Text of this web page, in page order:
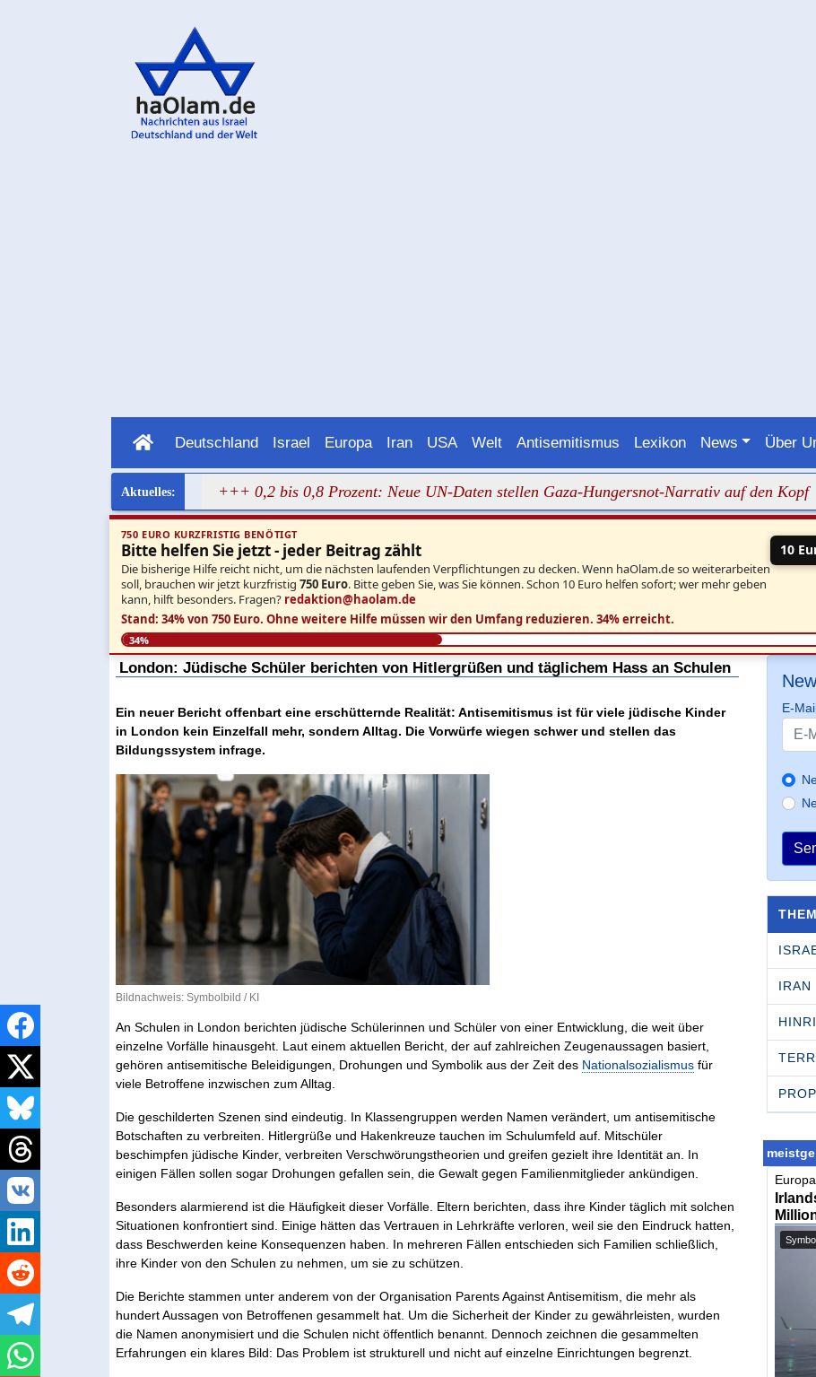
Deutschland Israel Europa Iran USA Welt Antisemitismus Lexikon News Über
von Dalal Mughrabi +++ 0,2 bis 0,8 Prozent: Neue UN-Daten stellen Gaza-Hungersnot-Narrativ auf den Kopf +++
750 EURO KURZFRISTIG BENÖTIGT
Bitte helfen Sie jetzt - jeder Beitrag zählt
Die bisherige Hilfe reicht nicht, um die nächsten laufenden Verpflichtungen zu decken. Wenn haOlam.de so weiterarbeiten
soll, brauchen wir jetzt kurzfristig 750 Euro. Bitte geben Sie, was Sie können. Schon 10 Euro helfen sofort; wer mehr geben
kann, hilft besonders. Fragen? redaktion@haolam.de
10
Stand: 34% von 750 Euro. Ohne weitere Hilfe müssen wir den Umfang reduzieren. 34% erreicht.
34%
London: Jüdische Schüler berichten von Hitlergrüßen und täglichem Hass an Schulen
Ein neuer Bericht offenbart eine erschütternde Realität: Antisemitismus ist für viele jüdische Kinder
in London kein Einzelfall mehr, sondern Alltag. Die Vorwürfe wiegen schwer und stellen das
Bildungssystem infrage.
Bildnachweis: Symbolbild / KI
An Schulen in London berichten jüdische Schülerinnen und Schüler von einer Entwicklung, die weit über
einzelne Vorfälle hinausgeht. Laut einem aktuellen Bericht, der auf zahlreichen Zeugenaussagen basiert,
gehören antisemitische Beleidigungen, Drohungen und Symbolik aus der Zeit des Nationalsozialismus für
viele Betroffene inzwischen zum Alltag.
Die geschilderten Szenen sind eindeutig. In Klassengruppen werden Namen verändert, um antisemitische
Botschaften zu verbreiten. Hitlergrüße und Hakenkreuze tauchen im Schulumfeld auf. Mitschüler
beschimpfen jüdische Kinder, verbreiten Verschwörungstheorien und greifen gezielt ihre Identität an. In
einigen Fällen sollen sogar Drohungen gefallen sein, die Gewalt gegen Familienmitglieder ankündigen.
Besonders alarmierend ist die Häufigkeit dieser Vorfälle. Eltern berichten, dass ihre Kinder täglich mit solchen
Situationen konfrontiert sind. Einige hätten das Vertrauen in Lehrkräfte verloren, weil sie den Eindruck hatten,
dass Beschwerden keine Konsequenzen haben. In mehreren Fällen entschieden sich Familien schließlich,
ihre Kinder von den Schulen zu nehmen, um sie zu schützen.
Die Berichte stammen unter anderem von der Organisation Parents Against Antisemitism, die mehr als
hundert Aussagen von Betroffenen gesammelt hat. Um die Sicherheit der Kinder zu gewährleisten, wurden
die Namen anonymisiert und die Schulen nicht öffentlich benannt. Dennoch zeichnen die gesammelten
Erfahrungen ein klares Bild: Das Problem ist strukturell und nicht auf einzelne Einrichtungen begrenzt.
E-
IRAN